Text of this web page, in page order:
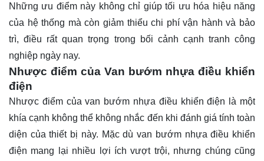
Những ưu điểm này không chỉ giúp tối ưu hóa hiệu năng
của hệ thống mà còn giảm thiểu chi phí vận hành và bảo
trì, điều rất quan trọng trong bối cảnh cạnh tranh công
nghiệp ngày nay.
Nhược điểm của Van bướm nhựa điều khiển
điện
Nhược điểm của van bướm nhựa điều khiển điện là một
khía cạnh không thể không nhắc đến khi đánh giá tính toàn
diện của thiết bị này. Mặc dù van bướm nhựa điều khiển
điện mang lại nhiều lợi ích vượt trội, nhưng chúng cũng